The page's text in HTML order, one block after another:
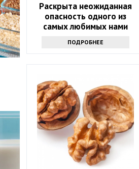
Раскрыта неожиданная
опасность одного из
самых любимых нами
ПОДРОБНЕЕ